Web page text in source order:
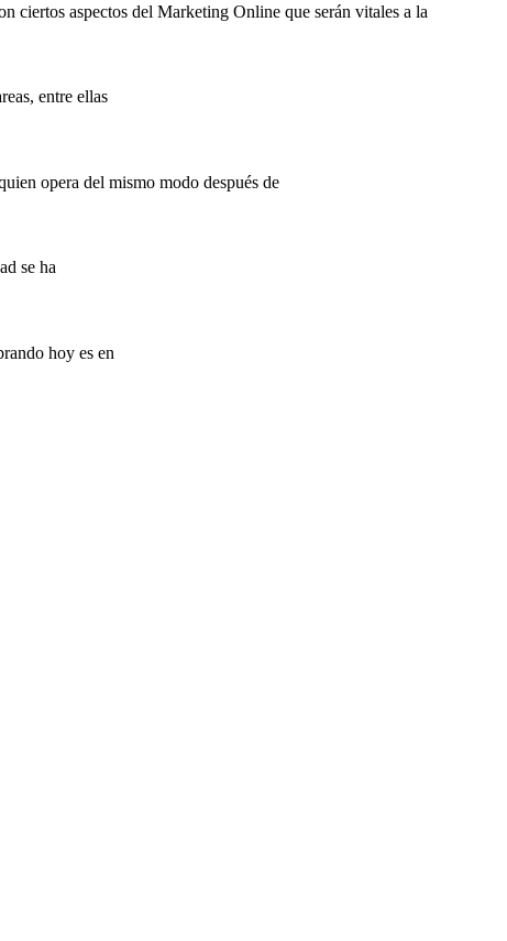
ciertos aspectos del Marketing Online que serán vitales a la
entre ellas
opera del mismo modo después de
se ha
hoy es en